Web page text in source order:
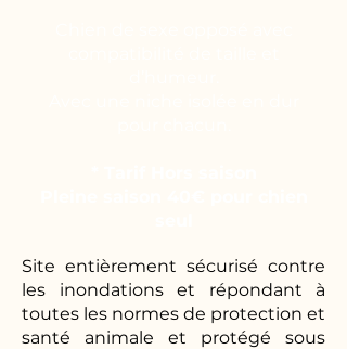
Site entièrement sécurisé contre
les inondations et répondant à
toutes les normes de protection et
santé animale et protégé sous